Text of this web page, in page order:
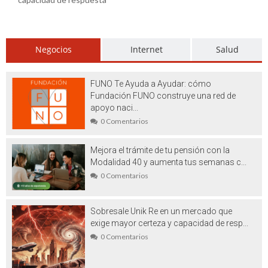
Barcelona: un símbolo de la era actual
Washi tape es el aliado perfecto para tus
más geniales ideas manuales
Beneficios del marketing translation
Plástico PET: la gran revolución
Realizar viajes a la India exóticos:
Aventuras llenas de ambientes místico y
mágico
Césped artificial Madrid: lo que debe
saber antes de comprarlo
Filtros de agua para casa: porque no
Negocios Internet Salud
FUNO Te Ayuda a Ayudar: cómo
Fundación FUNO construye una red de
apoyo naci...
0 Comentarios
Mejora el trámite de tu pensión con la
Modalidad 40 y aumenta tus semanas c...
0 Comentarios
Sobresale Unik Re en un mercado que
exige mayor certeza y capacidad de resp...
0 Comentarios